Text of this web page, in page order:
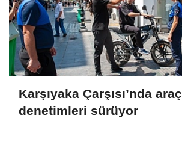
Karşıyaka Çarşısı’nda araç
denetimleri sürüyor